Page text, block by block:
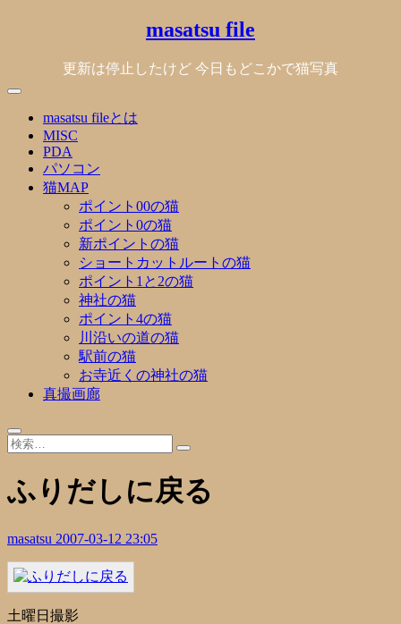
masatsu file
更新は停止したけど 今日もどこかで猫写真
masatsu fileとは
MISC
PDA
パソコン
猫MAP
ポイント00の猫
ポイント0の猫
新ポイントの猫
ショートカットルートの猫
ポイント1と2の猫
神社の猫
ポイント4の猫
川沿いの道の猫
駅前の猫
お寺近くの神社の猫
真撮画廊
ふりだしに戻る
masatsu 2007-03-12 23:05
土曜日撮影